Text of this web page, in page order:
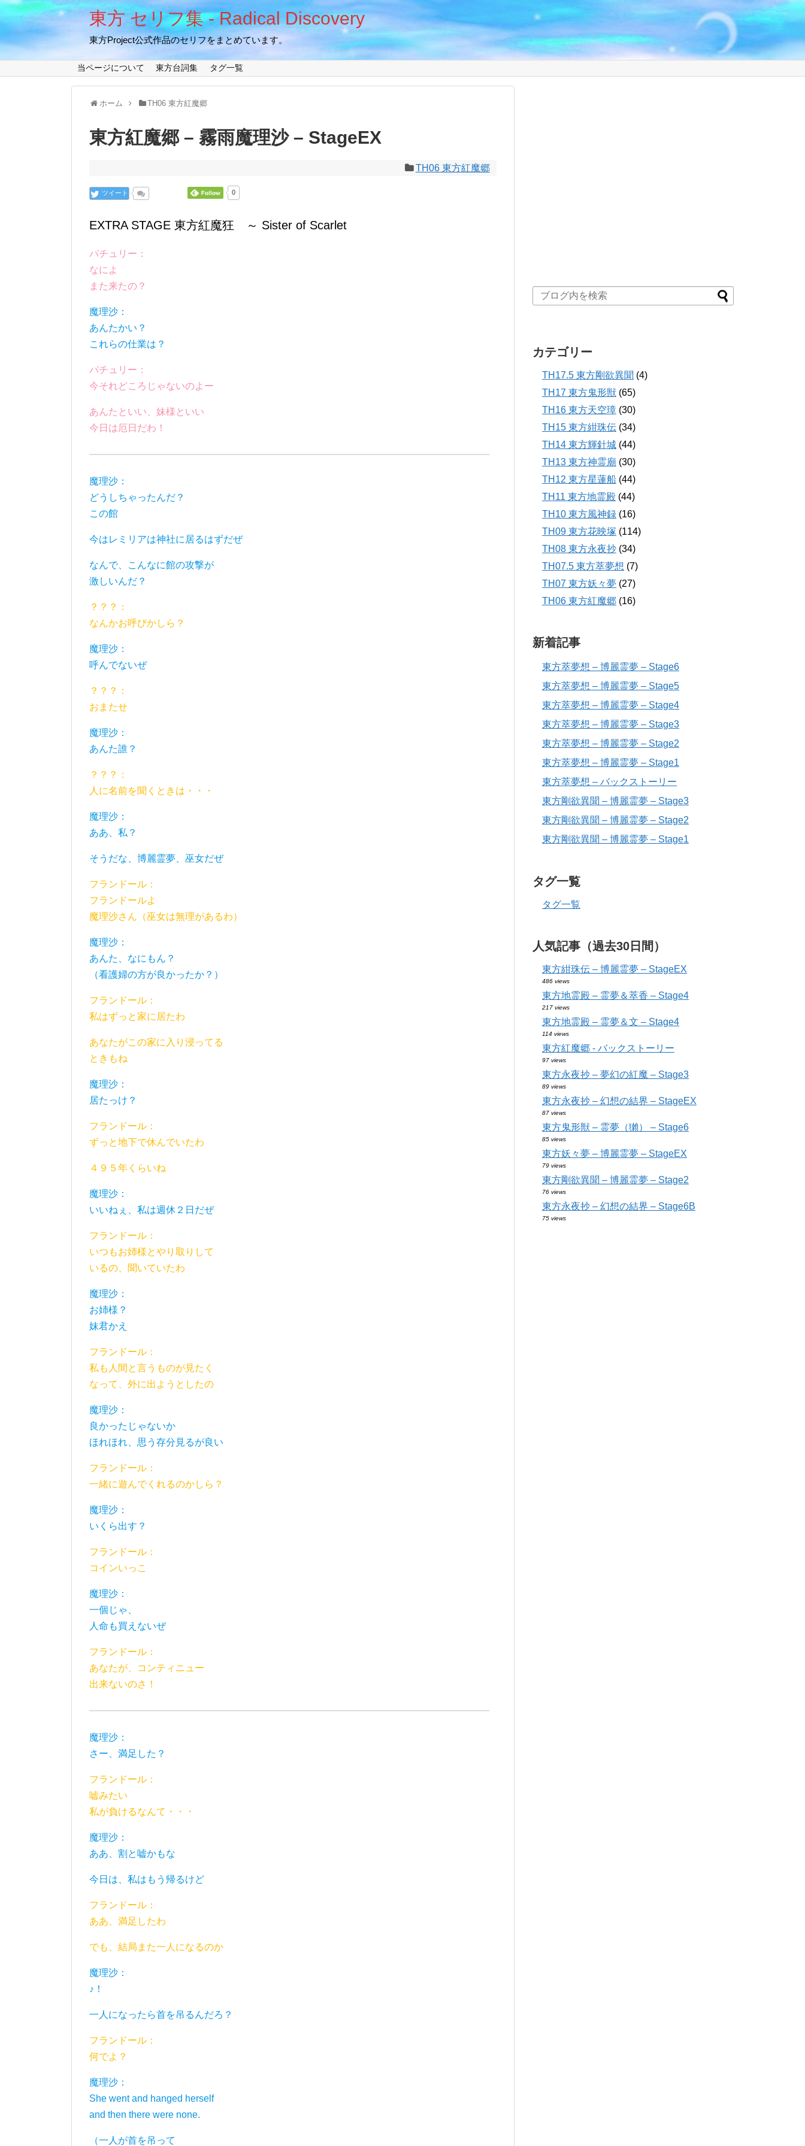
東方 セリフ集 - Radical Discovery
東方Project公式作品のセリフをまとめています。
当ページについて 東方台詞集 タグ一覧
ホーム TH06 東方紅魔郷
東方紅魔郷 – 霧雨魔理沙 – StageEX
TH06 東方紅魔郷
ツイート 0
EXTRA STAGE 東方紅魔狂 ～ Sister of Scarlet
パチュリー：
なによ
また来たの？
魔理沙：
あんたかい？
これらの仕業は？
パチュリー：
今それどころじゃないのよー
あんたといい、妹様といい
今日は厄日だわ！
魔理沙：
どうしちゃったんだ？
この館
今はレミリアは神社に居るはずだぜ
なんで、こんなに館の攻撃が
激しいんだ？
？？？：
なんかお呼びかしら？
魔理沙：
呼んでないぜ
？？？：
おまたせ
魔理沙：
あんた誰？
？？？：
人に名前を聞くときは・・・
魔理沙：
ああ、私？
そうだな、博麗霊夢、巫女だぜ
フランドール：
フランドールよ
魔理沙さん（巫女は無理があるわ）
魔理沙：
あんた、なにもん？
（看護婦の方が良かったか？）
フランドール：
私はずっと家に居たわ
あなたがこの家に入り浸ってる
ときもね
魔理沙：
居たっけ？
フランドール：
ずっと地下で休んでいたわ
４９５年くらいね
魔理沙：
いいねぇ、私は週休２日だぜ
フランドール：
いつもお姉様とやり取りして
いるの、聞いていたわ
魔理沙：
お姉様？
妹君かえ
フランドール：
私も人間と言うものが見たく
なって、外に出ようとしたの
魔理沙：
良かったじゃないか
ほれほれ、思う存分見るが良い
フランドール：
一緒に遊んでくれるのかしら？
魔理沙：
いくら出す？
フランドール：
コインいっこ
魔理沙：
一個じゃ、
人命も買えないぜ
フランドール：
あなたが、コンティニュー
出来ないのさ！
魔理沙：
さー、満足した？
フランドール：
嘘みたい
私が負けるなんて・・・
魔理沙：
ああ、割と嘘かもな
今日は、私はもう帰るけど
フランドール：
ああ、満足したわ
でも、結局また一人になるのか
魔理沙：
♪！
一人になったら首を吊るんだろ？
フランドール：
何でよ？
魔理沙：
She went and hanged herself
and then there were none.
（一人が首を吊って
カテゴリー
TH17.5 東方剛欲異聞 (4)
TH17 東方鬼形獣 (65)
TH16 東方天空璋 (30)
TH15 東方紺珠伝 (34)
TH14 東方輝針城 (44)
TH13 東方神霊廟 (30)
TH12 東方星蓮船 (44)
TH11 東方地霊殿 (44)
TH10 東方風神録 (16)
TH09 東方花映塚 (114)
TH08 東方永夜抄 (34)
TH07.5 東方萃夢想 (7)
TH07 東方妖々夢 (27)
TH06 東方紅魔郷 (16)
新着記事
東方萃夢想 – 博麗霊夢 – Stage6
東方萃夢想 – 博麗霊夢 – Stage5
東方萃夢想 – 博麗霊夢 – Stage4
東方萃夢想 – 博麗霊夢 – Stage3
東方萃夢想 – 博麗霊夢 – Stage2
東方萃夢想 – 博麗霊夢 – Stage1
東方萃夢想 – バックストーリー
東方剛欲異聞 – 博麗霊夢 – Stage3
東方剛欲異聞 – 博麗霊夢 – Stage2
東方剛欲異聞 – 博麗霊夢 – Stage1
タグ一覧
タグ一覧
人気記事（過去30日間）
東方紺珠伝 – 博麗霊夢 – StageEX
486 views
東方地霊殿 – 霊夢＆萃香 – Stage4
217 views
東方地霊殿 – 霊夢＆文 – Stage4
114 views
東方紅魔郷 - バックストーリー
97 views
東方永夜抄 – 夢幻の紅魔 – Stage3
89 views
東方永夜抄 – 幻想の結界 – StageEX
87 views
東方鬼形獣 – 霊夢（獺） – Stage6
85 views
東方妖々夢 – 博麗霊夢 – StageEX
79 views
東方剛欲異聞 – 博麗霊夢 – Stage2
76 views
東方永夜抄 – 幻想の結界 – Stage6B
75 views